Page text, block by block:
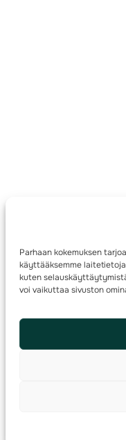
Parhaan kokemuksen
käyttääksemme
kuten
voi vaikuttaa sivuston